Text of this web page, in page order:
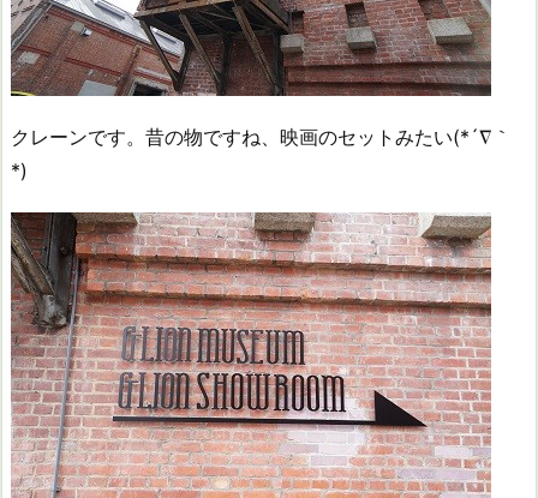
クレーンです。昔の物ですね、映画のセットみたい(*´∇｀
*)